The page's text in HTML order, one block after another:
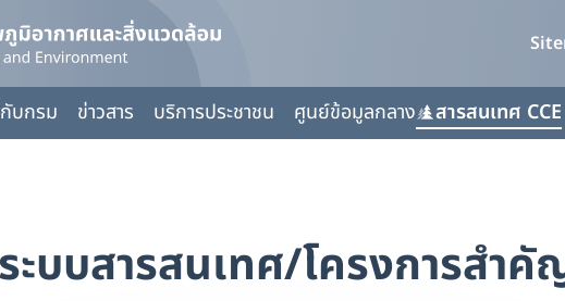
บกรม ข่าวสาร บริการประชาชน ศูนย์ข้อมูลกลาง สารสนเทศ CCE
ระบบสารสนเทศ/โครงการสำคั